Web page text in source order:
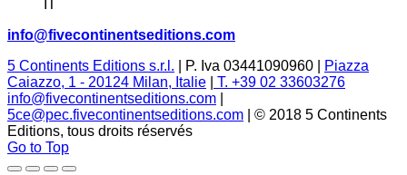
IT
info@fivecontinentseditions.com
5 Continents Editions s.r.l. | P. Iva 03441090960 |
Piazza
Caiazzo, 1 - 20124 Milan, Italie
T. +39 02 33603276
info@fivecontinentseditions.com
5ce@pec.fivecontinentseditions.com | © 2018 5 Continents
Editions, tous droits réservés
Go to Top